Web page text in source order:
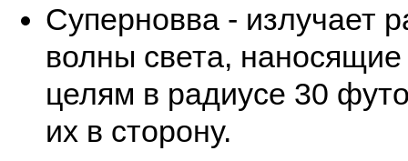
Суперновва - излучает
волны света,
целям в радиусе 30
их в сторону.